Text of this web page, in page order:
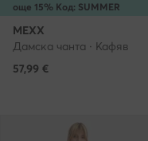
още 15% Код: SUMMER
MEXX
Дамска чанта · Кафяв
57,99 €